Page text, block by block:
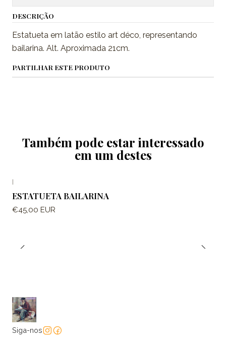
DESCRIÇÃO
Estatueta em latão estilo art déco, representando
bailarina. Alt. Aproximada 21cm.
PARTILHAR ESTE PRODUTO
Também pode estar interessado
em um destes
ESTATUETA BAILARINA
€45,00 EUR
Siga-nos